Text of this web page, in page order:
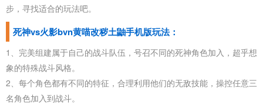
步，寻找适合的玩法吧。
死神vs火影bvn黄喵改秽土鼬手机版玩法：
1、完美组建属于自己的战斗队伍，号召不同的死神角色加入，超乎想
象的特殊战斗风格。
2、每个角色都有不同的特征，合理利用他们的无敌技能，操控任意三
名角色加入到战斗。